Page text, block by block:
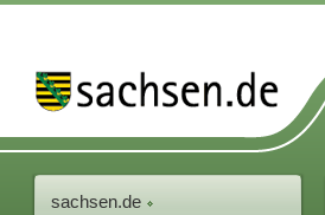
sachsen.de